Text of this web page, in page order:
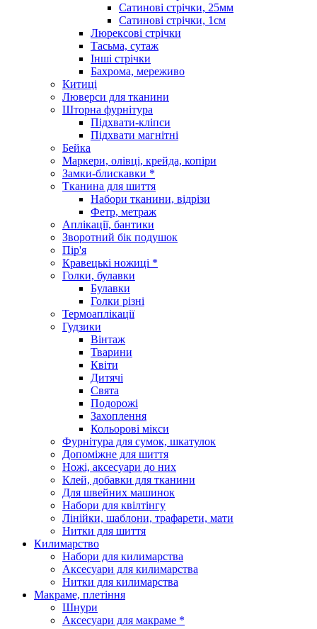
Сатинові стрічки, 25мм
Сатинові стрічки, 1см
Люрексові стрічки
Тасьма, сутаж
Інші стрічки
Бахрома, мереживо
Китиці
Люверси для тканини
Шторна фурнітура
Підхвати-кліпси
Підхвати магнітні
Бейка
Маркери, олівці, крейда, копіри
Замки-блискавки *
Тканина для шиття
Набори тканини, відрізи
Фетр, метраж
Аплікації, бантики
Зворотний бік подушок
Пір'я
Кравецькі ножиці *
Голки, булавки
Булавки
Голки різні
Термоаплікації
Гудзики
Вінтаж
Тварини
Квіти
Дитячі
Свята
Подорожі
Захоплення
Кольорові мікси
Фурнітура для сумок, шкатулок
Допоміжне для шиття
Ножі, аксесуари до них
Клей, добавки для тканини
Для швейних машинок
Набори для квілтінгу
Лінійки, шаблони, трафарети, мати
Нитки для шиття
Килимарство
Набори для килимарства
Аксесуари для килимарства
Нитки для килимарства
Макраме, плетіння
Шнури
Аксесуари для макраме *